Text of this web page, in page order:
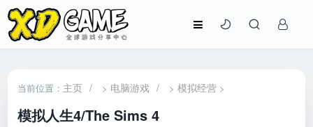
当前位置： 主页 / > 电脑游戏 / >模拟经营 >
模拟人生4/The Sims 4